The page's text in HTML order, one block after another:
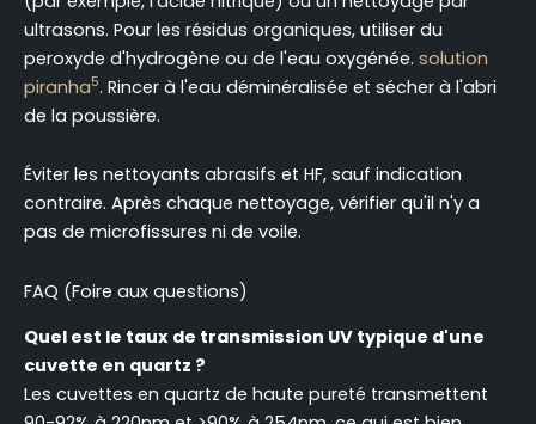
ultrasons. Pour les résidus organiques, utiliser du
peroxyde d'hydrogène ou de l'eau oxygénée. solution
piranha5. Rincer à l'eau déminéralisée et sécher à l'abri
de la poussière.
Éviter les nettoyants abrasifs et HF, sauf indication
contraire. Après chaque nettoyage, vérifier qu'il n'y a
pas de microfissures ni de voile.
FAQ (Foire aux questions)
Quel est le taux de transmission UV typique d'une
cuvette en quartz ?
Les cuvettes en quartz de haute pureté transmettent